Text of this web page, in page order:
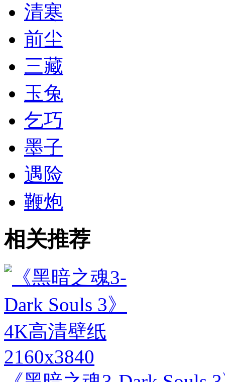
清寒
前尘
三藏
玉兔
乞巧
墨子
遇险
鞭炮
相关推荐
2160x3840